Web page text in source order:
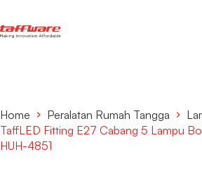
Home Peralatan Rumah Tangga
TaffLED Fitting E27 Cabang 5 Lampu
HUH-4851